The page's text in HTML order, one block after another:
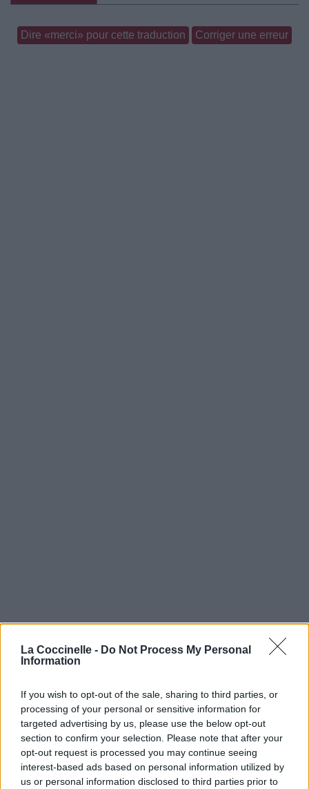
La Coccinelle - Do Not Process My Personal
Information
If you wish to opt-out of the sale, sharing to third parties, or
processing of your personal or sensitive information for
targeted advertising by us, please use the below opt-out
section to confirm your selection. Please note that after your
opt-out request is processed you may continue seeing
interest-based ads based on personal information utilized by
us or personal information disclosed to third parties prior to
Dire «merci» pour cette traduction Corriger une erreur